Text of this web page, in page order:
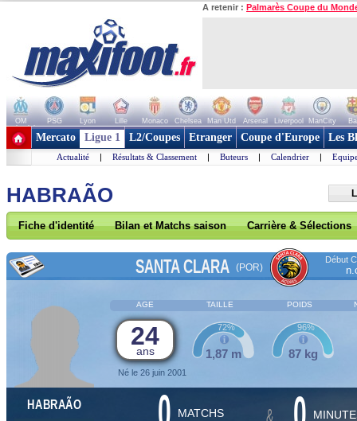
A retenir : Palmarès Coupe du
OM PSG Lyon Lille Monaco Chelsea Man Utd Arsenal Liverpool ManCity
+ de clubs
Mercato Ligue 1 L2/Coupes Etranger Coupe d'Europe Les
Actualité | Résultats & Classement | Buteurs | Calendrier |
HABRAÃO
Fiche d'identité Bilan et Matchs saison Carrière & Sélections
SANTA CLARA (POR)
Début
AGE TAILLE POIDS
24
ans
Né le 26 juin 2001
1,87 m
72%
87 kg
96%
HABRAÃO
MATCHS